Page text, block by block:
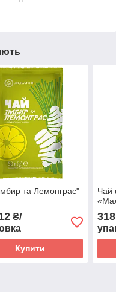
та Лемонграс"
₴/
Купити
Чай